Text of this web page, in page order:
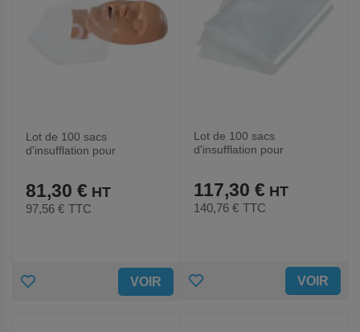
Lot de 100 sacs
d'insufflation pour
81,30 €
97,56 € TTC
AJOUTER VOIR
Lot de 100 sacs
d'insufflation pour
117,30 €
140,76 € TTC
AJOUTER VOIR